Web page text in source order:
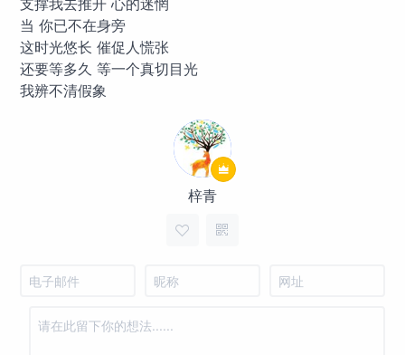
支撑我去推开 心的迷惘
当 你已不在身旁
这时光悠长 催促人慌张
还要等多久 等一个真切目光
我辨不清假象
梓青